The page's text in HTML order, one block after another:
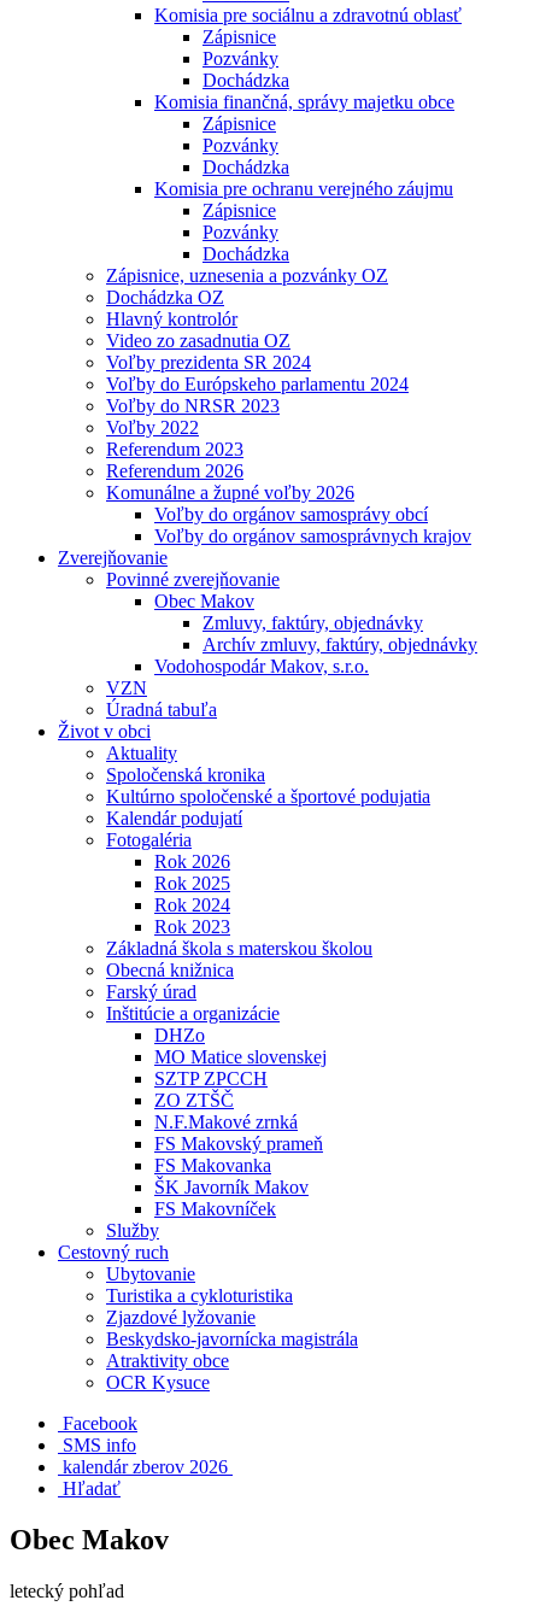
Komisia pre sociálnu a zdravotnú oblasť
Zápisnice
Pozvánky
Dochádzka
Komisia finančná, správy majetku obce
Zápisnice
Pozvánky
Dochádzka
Komisia pre ochranu verejného záujmu
Zápisnice
Pozvánky
Dochádzka
Zápisnice, uznesenia a pozvánky OZ
Dochádzka OZ
Hlavný kontrolór
Video zo zasadnutia OZ
Voľby prezidenta SR 2024
Voľby do Európskeho parlamentu 2024
Voľby do NRSR 2023
Voľby 2022
Referendum 2023
Referendum 2026
Komunálne a župné voľby 2026
Voľby do orgánov samosprávy obcí
Voľby do orgánov samosprávnych krajov
Zverejňovanie
Povinné zverejňovanie
Obec Makov
Zmluvy, faktúry, objednávky
Archív zmluvy, faktúry, objednávky
Vodohospodár Makov, s.r.o.
VZN
Úradná tabuľa
Život v obci
Aktuality
Spoločenská kronika
Kultúrno spoločenské a športové podujatia
Kalendár podujatí
Fotogaléria
Rok 2026
Rok 2025
Rok 2024
Rok 2023
Základná škola s materskou školou
Obecná knižnica
Farský úrad
Inštitúcie a organizácie
DHZo
MO Matice slovenskej
SZTP ZPCCH
ZO ZTŠČ
N.F.Makové zrnká
FS Makovský prameň
FS Makovanka
ŠK Javorník Makov
FS Makovníček
Služby
Cestovný ruch
Ubytovanie
Turistika a cykloturistika
Zjazdové lyžovanie
Beskydsko-javornícka magistrála
Atraktivity obce
OCR Kysuce
Facebook
SMS info
​ kalendár zberov 2026
Hľadať
Obec Makov
letecký pohľad